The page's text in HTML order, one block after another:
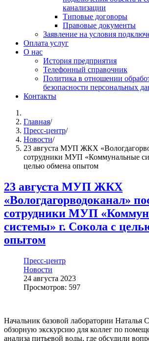
канализации
Типовые договоры
Правовые документы
Заявление на условия
Оплата услуг
О нас
История предприятия
Телефонный справочник
Политика в отношении
безопасности персональных
Контакты
Главная/
Пресс-центр/
Новости/
23 августа МУП ЖКХ
сотрудники МУП «Коммунальные
целью обмена опытом
23 августа МУП ЖКХ
«Вологдагорводоканал»
сотрудники МУП
системы» г. Сокола с
опытом
Пресс-центр
Новости
24 августа 2023
Просмотров: 597
Начальник базовой лаборатории Наталья
обзорную экскурсию для коллег по
анализа питьевой воды, где обсудили